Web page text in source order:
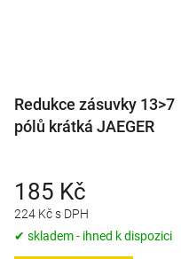
Redukce zásuvky 13>7
pólů krátká JAEGER
224 Kč s DPH
185 Kč
✔ skladem - ihned k dispozici